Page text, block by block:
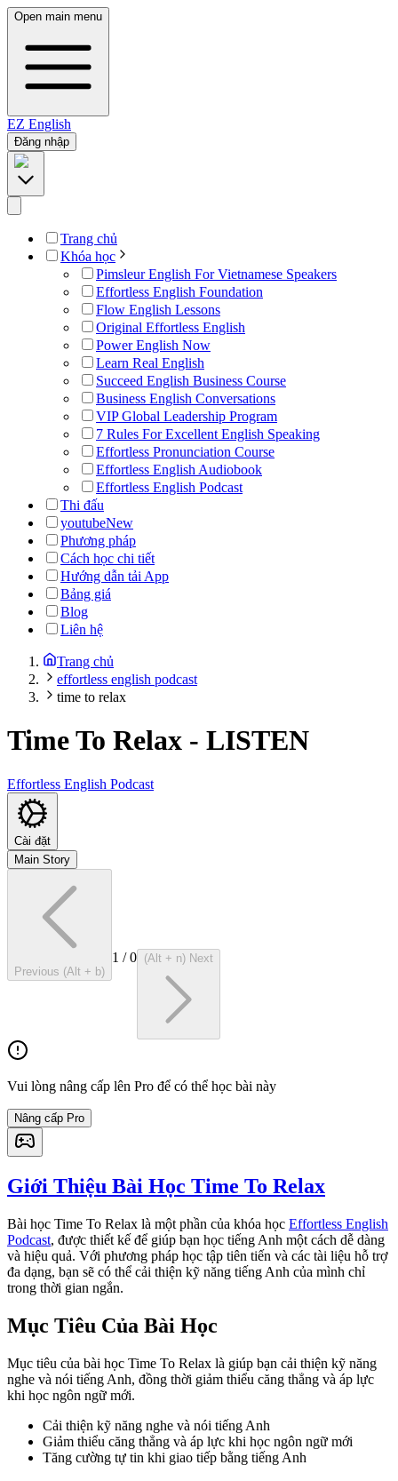
Open main menu
EZ English
Đăng nhập
Trang chủ
Khóa học
Pimsleur English For Vietnamese Speakers
Effortless English Foundation
Flow English Lessons
Original Effortless English
Power English Now
Learn Real English
Succeed English Business Course
Business English Conversations
VIP Global Leadership Program
7 Rules For Excellent English Speaking
Effortless Pronunciation Course
Effortless English Audiobook
Effortless English Podcast
Thi đấu
youtubeNew
Phương pháp
Cách học chi tiết
Hướng dẫn tải App
Bảng giá
Blog
Liên hệ
Trang chủ
effortless english podcast
time to relax
Time To Relax - LISTEN
Effortless English Podcast
Cài đặt
Main Story
Previous (Alt + b)
1 /0 (Alt + n) Next
Vui lòng nâng cấp lên Pro để có thể học bài này
Nâng cấp Pro
Giới Thiệu Bài Học Time To Relax
Bài học Time To Relax là một phần của khóa học Effortless English
Podcast, được thiết kế để giúp bạn học tiếng Anh một cách dễ dàng
và hiệu quả. Với phương pháp học tập tiên tiến và các tài liệu hỗ trợ
đa dạng, bạn sẽ có thể cải thiện kỹ năng tiếng Anh của mình chỉ
trong thời gian ngắn.
Mục Tiêu Của Bài Học
Mục tiêu của bài học Time To Relax là giúp bạn cải thiện kỹ năng
nghe và nói tiếng Anh, đồng thời giảm thiểu căng thẳng và áp lực
khi học ngôn ngữ mới.
Cải thiện kỹ năng nghe và nói tiếng Anh
Giảm thiểu căng thẳng và áp lực khi học ngôn ngữ mới
Tăng cường tự tin khi giao tiếp bằng tiếng Anh